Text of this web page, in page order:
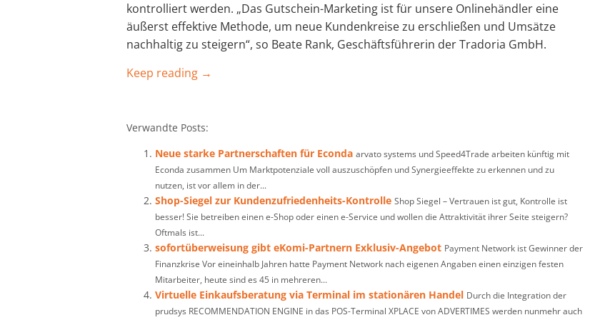
kontrolliert werden. „Das Gutschein-Marketing ist für unsere Onlinehändler eine
äußerst effektive Methode, um neue Kundenkreise zu erschließen und Umsätze
nachhaltig zu steigern“, so Beate Rank, Geschäftsführerin der Tradoria GmbH.
Keep reading →
Verwandte Posts:
Neue starke Partnerschaften für Econda arvato systems und Speed4Trade arbeiten künftig mit
Econda zusammen Um Marktpotenziale voll auszuschöpfen und Synergieeffekte zu erkennen und zu
nutzen, ist vor allem in der...
Shop-Siegel zur Kundenzufriedenheits-Kontrolle Shop Siegel – Vertrauen ist gut, Kontrolle ist
besser! Sie betreiben einen e-Shop oder einen e-Service und wollen die Attraktivität ihrer Seite steigern?
Oftmals ist...
sofortüberweisung gibt eKomi-Partnern Exklusiv-Angebot Payment Network ist Gewinner der
Finanzkrise Vor eineinhalb Jahren hatte Payment Network nach eigenen Angaben einen einzigen festen
Mitarbeiter, heute sind es 45 in mehreren...
Virtuelle Einkaufsberatung via Terminal im stationären Handel Durch die Integration der
prudsys RECOMMENDATION ENGINE in das POS-Terminal XPLACE von ADVERTIMES werden nunmehr auch